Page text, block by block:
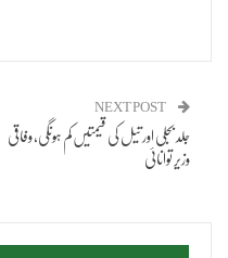
NEXT POST
جلد بجلی اور تیل کی قیمتیں کم ہونگی، وفاقی
وزیر توانائی